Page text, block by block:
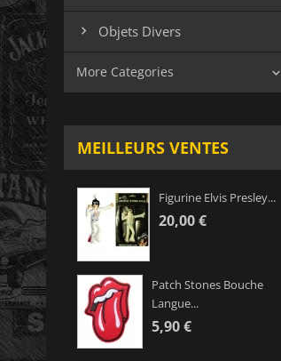
 Objets Divers
More Categories 
MEILLEURS VENTES
Figurine Elvis Presley...
20,00 €
Patch Stones Bouche
Langue...
5,90 €